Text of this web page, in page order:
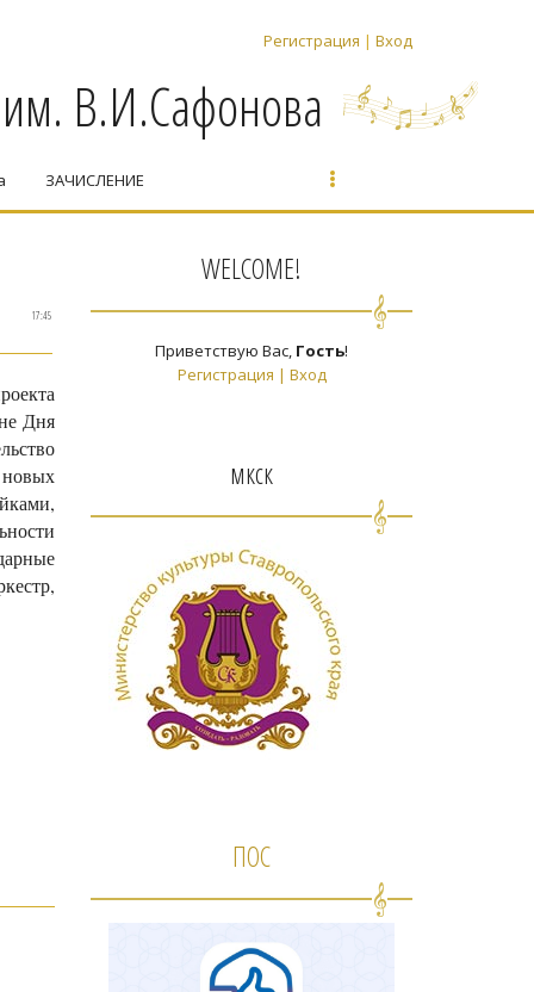
Регистрация | Вход
им. В.И.Сафонова
ЗАЧИСЛЕНИЕ
17:45
Дня
WELCOME!
Приветствую Вас, Гость!
Регистрация | Вход
мкск
ПОС